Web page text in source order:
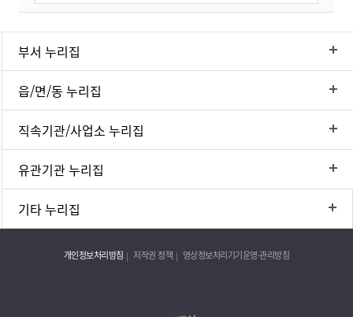
부서 누리집
읍/면/동 누리집
직속기관/사업소 누리집
유관기관 누리집
기타 누리집
개인정보처리방침 저작권 정책 영상정보처리기기운영·관리방침